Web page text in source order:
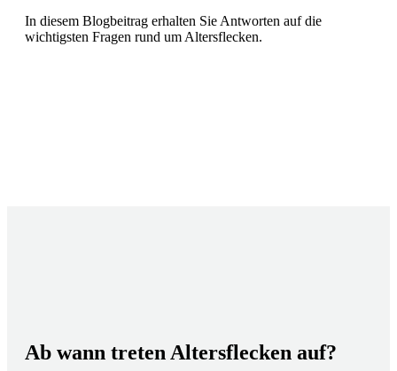
In diesem Blogbeitrag erhalten Sie Antworten auf die
wichtigsten Fragen rund um Altersflecken.
Ab wann treten Altersflecken auf?